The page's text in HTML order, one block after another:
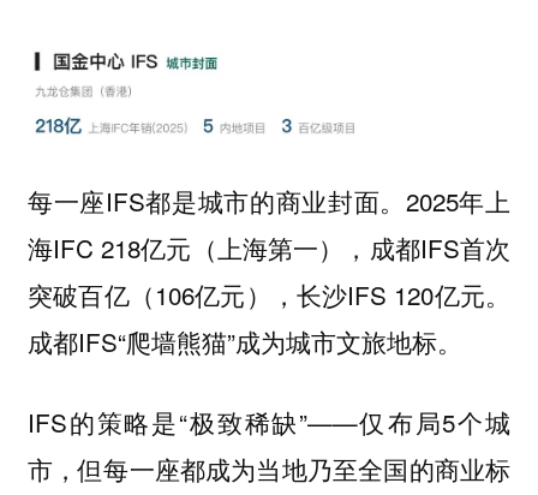
每一座IFS都是城市的商业封面。2025年上
海IFC 218亿元（上海第一），成都IFS首次
突破百亿（106亿元），长沙IFS 120亿元。
成都IFS“爬墙熊猫”成为城市文旅地标。
IFS的策略是“极致稀缺”——仅布局5个城
市，但每一座都成为当地乃至全国的商业标